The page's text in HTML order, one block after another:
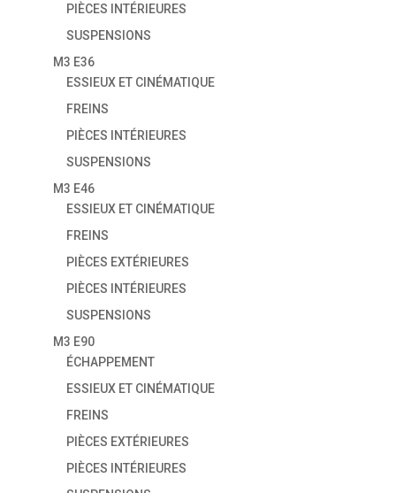
PIÈCES INTÉRIEURES
SUSPENSIONS
M3 E36
ESSIEUX ET CINÉMATIQUE
FREINS
PIÈCES INTÉRIEURES
SUSPENSIONS
M3 E46
ESSIEUX ET CINÉMATIQUE
FREINS
PIÈCES EXTÉRIEURES
PIÈCES INTÉRIEURES
SUSPENSIONS
M3 E90
ÉCHAPPEMENT
ESSIEUX ET CINÉMATIQUE
FREINS
PIÈCES EXTÉRIEURES
PIÈCES INTÉRIEURES